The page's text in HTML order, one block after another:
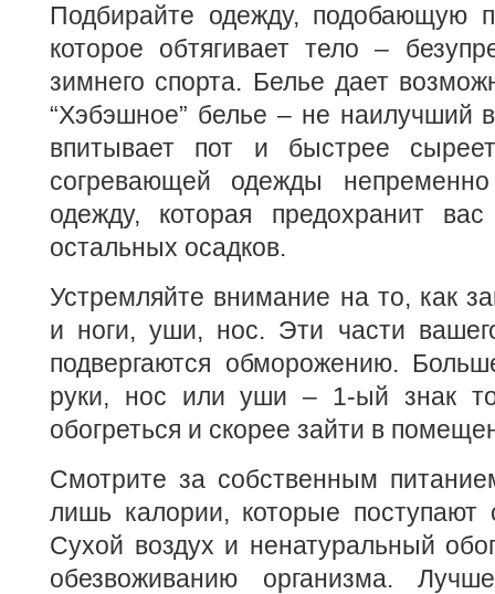
Подбирайте одежду, подобающую
которое обтягивает тело –
зимнего спорта. Белье дает
“Хэбэшное” белье – не наилучший
впитывает пот и быстрее
согревающей одежды
одежду, которая предохранит
остальных осадков.
Устремляйте внимание на то, как
и ноги, уши, нос. Эти части
подвергаются обморожению.
руки, нос или уши – 1-ый знак
обогреться и скорее зайти в
Смотрите за собственным
лишь калории, которые поступают
Сухой воздух и ненатуральный
обезвоживанию организма.